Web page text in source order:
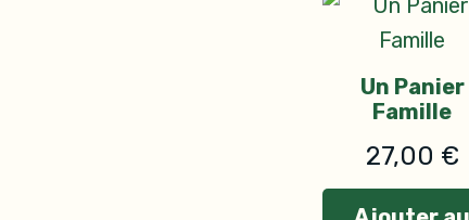
Un Panier
Famille
27,00 €